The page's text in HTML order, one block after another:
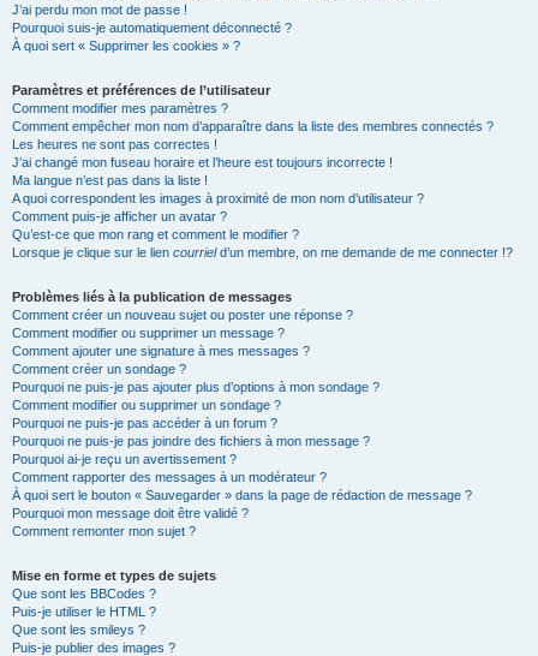
J’ai perdu mon mot de passe !
Pourquoi suis-je automatiquement déconnecté ?
À quoi sert « Supprimer les cookies » ?
Paramètres et préférences de l’utilisateur
Comment modifier mes paramètres ?
Comment empêcher mon nom d’apparaître dans la liste des membres connectés ?
Les heures ne sont pas correctes !
J’ai changé mon fuseau horaire et l’heure est toujours incorrecte !
Ma langue n’est pas dans la liste !
A quoi correspondent les images à proximité de mon nom d’utilisateur ?
Comment puis-je afficher un avatar ?
Qu’est-ce que mon rang et comment le modifier ?
Lorsque je clique sur le lien courrield’un membre, on me demande de me connecter !?
Problèmes liés à la publication de messages
Comment créer un nouveau sujet ou poster une réponse ?
Comment modifier ou supprimer un message ?
Comment ajouter une signature à mes messages ?
Comment créer un sondage ?
Pourquoi ne puis-je pas ajouter plus d’options à mon sondage ?
Comment modifier ou supprimer un sondage ?
Pourquoi ne puis-je pas accéder à un forum ?
Pourquoi ne puis-je pas joindre des fichiers à mon message ?
Pourquoi ai-je reçu un avertissement ?
Comment rapporter des messages à un modérateur ?
À quoi sert le bouton « Sauvegarder » dans la page de rédaction de message ?
Pourquoi mon message doit être validé ?
Comment remonter mon sujet ?
Mise en forme et types de sujets
Que sont les BBCodes ?
Puis-je utiliser le HTML ?
Que sont les smileys ?
Puis-je publier des images ?